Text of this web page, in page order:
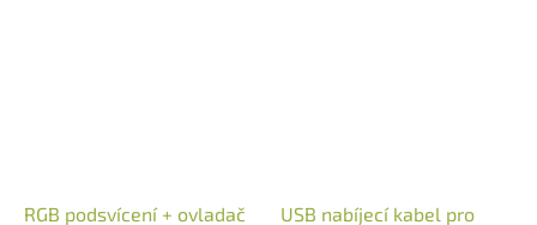
RGB podsvícení + ovladač
USB nabíjecí kabel pro